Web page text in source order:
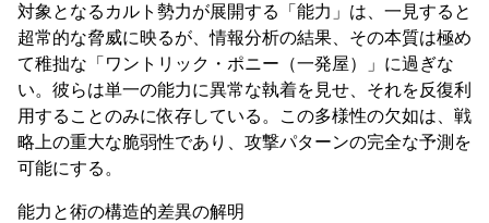
対象となるカルト勢力が展開する「能力」は、一見すると
超常的な脅威に映るが、情報分析の結果、その本質は極め
て稚拙な「ワントリック・ポニー（一発屋）」に過ぎな
い。彼らは単一の能力に異常な執着を見せ、それを反復利
用することのみに依存している。この多様性の欠如は、戦
略上の重大な脆弱性であり、攻撃パターンの完全な予測を
可能にする。
能力と術の構造的差異の解明